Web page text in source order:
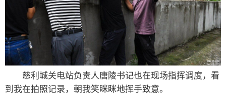
慈利城关电站负责人唐陵书记也在现场指挥调度，看
到我在拍照记录，朝我笑眯眯地挥手致意。